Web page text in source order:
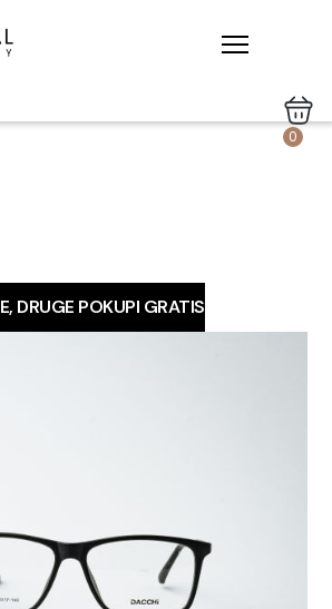
0
DRUGE POKUPI GRATIS